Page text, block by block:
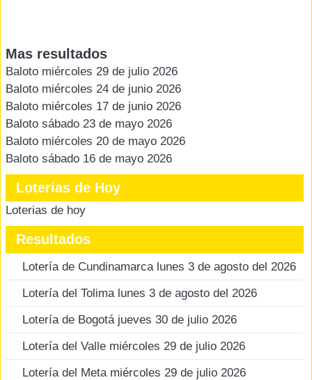
Mas resultados
Baloto miércoles 29 de julio 2026
Baloto miércoles 24 de junio 2026
Baloto miércoles 17 de junio 2026
Baloto sábado 23 de mayo 2026
Baloto miércoles 20 de mayo 2026
Baloto sábado 16 de mayo 2026
Loterias de Hoy
Loterias de hoy
Resultados
Lotería de Cundinamarca lunes 3 de agosto del 2026
Lotería del Tolima lunes 3 de agosto del 2026
Lotería de Bogotá jueves 30 de julio 2026
Lotería del Valle miércoles 29 de julio 2026
Lotería del Meta miércoles 29 de julio 2026